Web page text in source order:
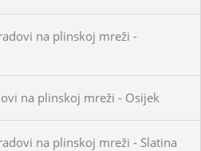
na plinskoj mreži -
na plinskoj mreži - Osijek
na plinskoj mreži - Slatina